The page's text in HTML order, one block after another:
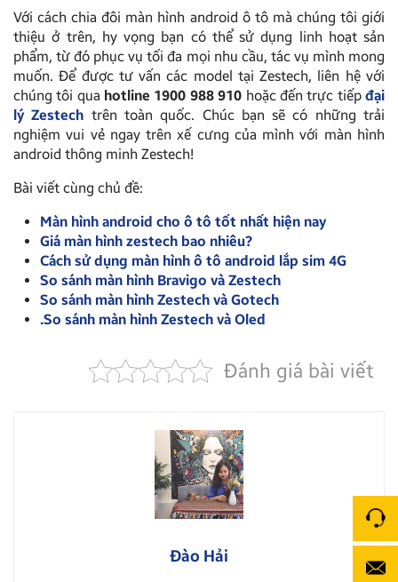
Với cách chia đôi màn hình android ô tô mà chúng tôi giới
thiệu ở trên, hy vọng bạn có thể sử dụng linh hoạt sản
phẩm, từ đó phục vụ tối đa mọi nhu cầu, tác vụ mình mong
muốn. Để được tư vấn các model tại Zestech, liên hệ với
chúng tôi qua hotline 1900 988 910 hoặc đến trực tiếpđại
lý Zestech trên toàn quốc. Chúc bạn sẽ có những trải
nghiệm vui vẻ ngay trên xế cưng của mình với màn hình
android thông minh Zestech!
Bài viết cùng chủ đề:
Màn hình android cho ô tô tốt nhất hiện nay
Giá màn hình zestech bao nhiêu?
Cách sử dụng màn hình ô tô android lắp sim 4G
So sánh màn hình Bravigo và Zestech
So sánh màn hình Zestech và Gotech
.So sánh màn hình Zestech và Oled
Đánh giá bài viết
Đào Hải